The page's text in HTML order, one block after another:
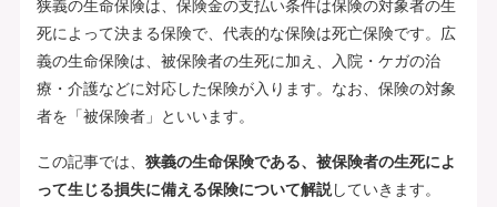
狭義の生命保険は、保険金の支払い条件は保険の対象者の生
死によって決まる保険で、代表的な保険は死亡保険です。広
義の生命保険は、被保険者の生死に加え、入院・ケガの治
療・介護などに対応した保険が入ります。なお、保険の対象
者を「被保険者」といいます。
この記事では、 狭義の生命保険である、被保険者の生死によ
って生じる損失に備える保険について解説していきます。